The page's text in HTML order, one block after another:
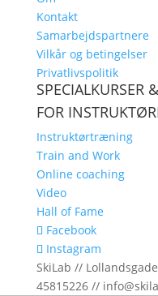
Kontakt
Samarbejdspartnere
Vilkår og betingelser
Privatlivspolitik
SPECIALKURSER
FOR
Instruktørtræning
Train and Work
Online coaching
Video
Hall of Fame
Facebook
Instagram
SkiLab //
45815226 //